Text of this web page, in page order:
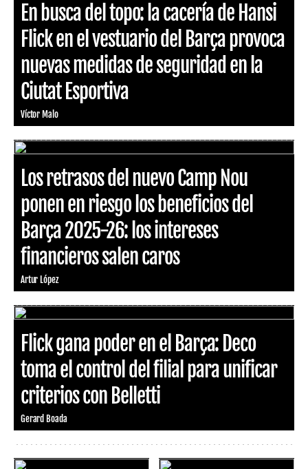
En busca del topo: la cacería de Hansi
Flick en el vestuario del Barça provoca
nuevas medidas de seguridad en la
Ciutat Esportiva
Víctor Malo
Los retrasos del nuevo Camp Nou
ponen en riesgo los beneficios del
Barça 2025-26: los intereses
financieros salen caros
Artur López
Flick gana poder en el Barça: Deco
toma el control del filial para unificar
criterios con Belletti
Gerard Boada